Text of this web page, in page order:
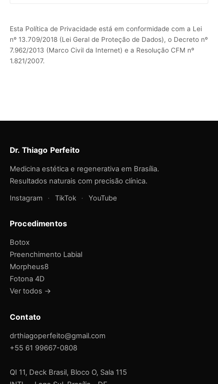
Esta Política de Privacidade está em conformidade com a Lei
nº 13.709/2018 (Lei Geral de Proteção de Dados), o Decreto nº
7.962/2013 (Marco Civil da Internet) e a Resolução CFM nº
1.821/2007.
Dr. Thiago Perfeito
Medicina estética e regenerativa em Brasília.
Resultados naturais com precisão clínica.
Instagram · TikTok · YouTube
Procedimentos
Botox
Preenchimento Labial
Morpheus8
Fotona 4D
Ver todos →
Contato
drthiagoperfeito@gmail.com
+55 61 99667-0808
QI 11, Deck Brasil, Bloco O, Sala 115